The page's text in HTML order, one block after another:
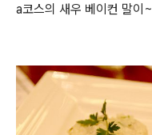
a코스의 새우 베이컨 말이